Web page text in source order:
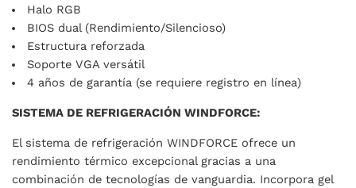
Halo RGB
BIOS dual (Rendimiento/Silencioso)
Estructura reforzada
Soporte VGA versátil
4 años de garantía (se requiere registro en línea)
SISTEMA DE REFRIGERACIÓN WINDFORCE:
El sistema de refrigeración WINDFORCE ofrece un
rendimiento térmico excepcional gracias a una
combinación de tecnologías de vanguardia. Incorpora gel